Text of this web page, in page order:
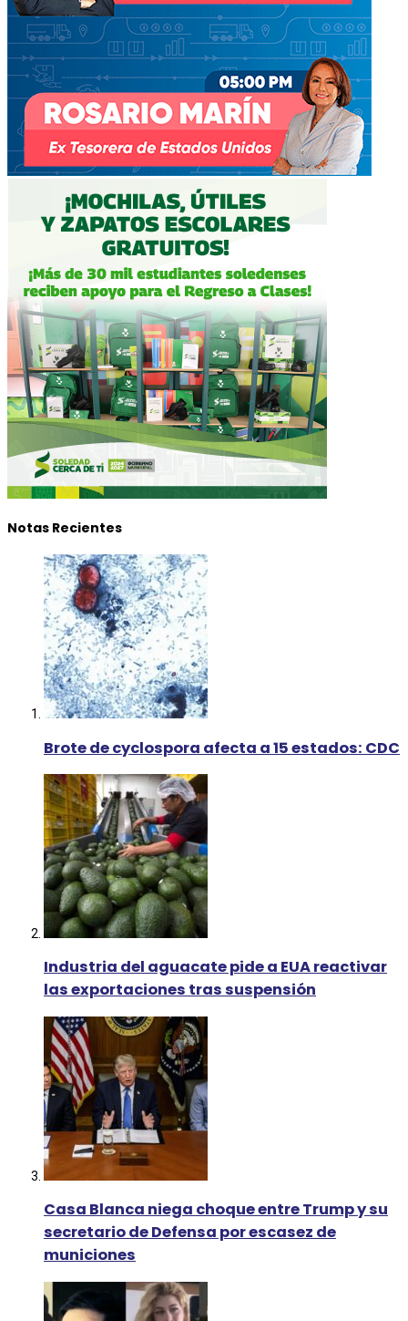
Notas Recientes
Brote de cyclospora afecta a 15 estados: CDC
Industria del aguacate pide a EUA reactivar
las exportaciones tras suspensión
Casa Blanca niega choque entre Trump y su
secretario de Defensa por escasez de
municiones